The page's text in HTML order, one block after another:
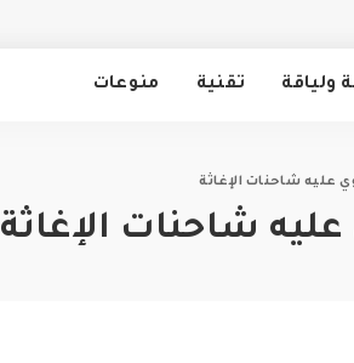
ولياقة تقنية منوعات
عليه شاحنات الإغاثة
شاحنات الإغاثة